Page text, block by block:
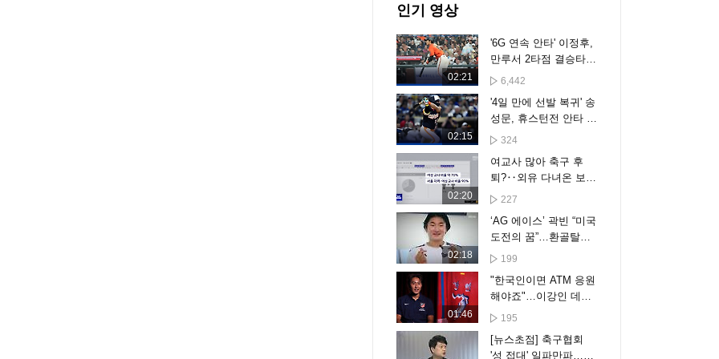
인기 영상
02:21
'6G 연속 안타' 이정후,
만루서 2타점 결승타
작렬...디트로이트에 5-
스]
6,442
02:15
'4일 만에 선발 복귀' 송
성문, 휴스턴전 안타 활
약…샌디에이고는 3-6
324
02:20
여교사 많아 축구 후
퇴?‥외유 다녀온 보고
서가
227
02:18
‘AG 에이스’ 곽빈 “미국
도전의 꿈”…환골탈태
의 비결도 공개
199
01:46
"한국인이면 ATM 응원
해야죠"…이강인 데뷔
전 임박
195
[뉴스초점] 축구협회
'성 접대' 일파만파…주